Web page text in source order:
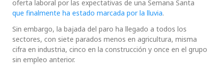
oferta laboral por las expectativas de una Semana Santa
que finalmente ha estado marcada por la lluvia.
Sin embargo, la bajada del paro ha llegado a todos los
sectores, con siete parados menos en agricultura, misma
cifra en industria, cinco en la construcción y once en el grupo
sin empleo anterior.